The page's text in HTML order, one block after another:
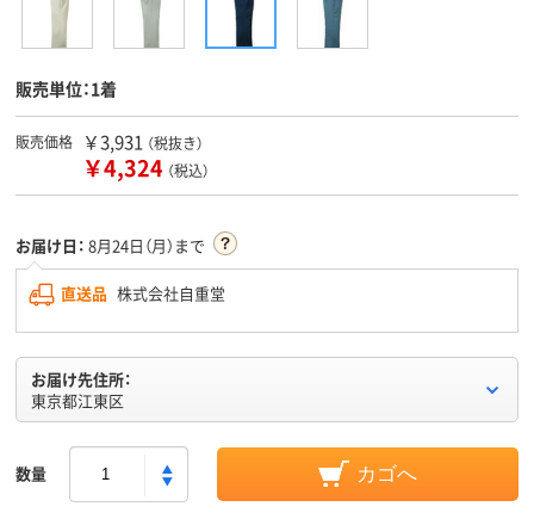
販売単位：1着
販売価格 ￥3,931 （税抜き）
￥4,324 （税込）
お届け日： 8月24日（月）まで
直送品 株式会社自重堂
お届け先住所：
東京都江東区
数量 カゴへ